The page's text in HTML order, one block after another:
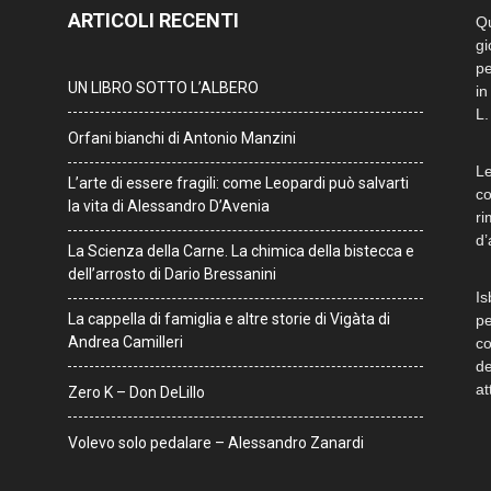
ARTICOLI RECENTI
UN LIBRO SOTTO L’ALBERO
Orfani bianchi di Antonio Manzini
L’arte di essere fragili: come Leopardi può salvarti
la vita di Alessandro D’Avenia
La Scienza della Carne. La chimica della bistecca e
dell’arrosto di Dario Bressanini
La cappella di famiglia e altre storie di Vigàta di
Andrea Camilleri
Zero K – Don DeLillo
Volevo solo pedalare – Alessandro Zanardi